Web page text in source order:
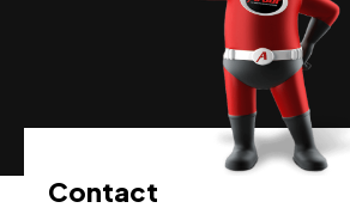
Contact